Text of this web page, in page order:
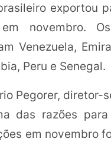
exportou
novembro.
Venezuela,
Peru e Senegal.
Pegorer, diretor-
das razões
em novembro